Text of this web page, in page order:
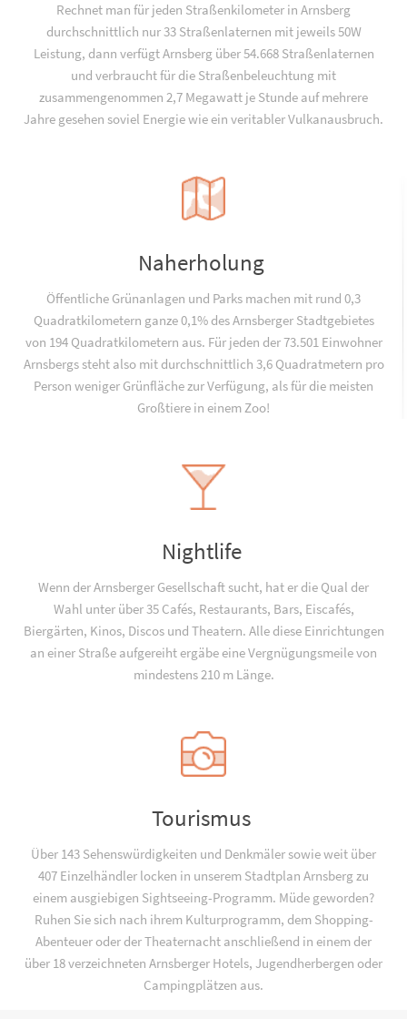
Rechnet man für jeden Straßenkilometer in Arnsberg
durchschnittlich nur 33 Straßenlaternen mit jeweils 50W
Leistung, dann verfügt Arnsberg über 54.668 Straßenlaternen
und verbraucht für die Straßenbeleuchtung mit
zusammengenommen 2,7 Megawatt je Stunde auf mehrere
Jahre gesehen soviel Energie wie ein veritabler Vulkanausbruch.
Naherholung
Öffentliche Grünanlagen und Parks machen mit rund 0,3
Quadratkilometern ganze 0,1% des Arnsberger Stadtgebietes
von 194 Quadratkilometern aus. Für jeden der 73.501 Einwohner
Arnsbergs steht also mit durchschnittlich 3,6 Quadratmetern pro
Person weniger Grünfläche zur Verfügung, als für die meisten
Großtiere in einem Zoo!
Nightlife
Wenn der Arnsberger Gesellschaft sucht, hat er die Qual der
Wahl unter über 35 Cafés, Restaurants, Bars, Eiscafés,
Biergärten, Kinos, Discos und Theatern. Alle diese Einrichtungen
an einer Straße aufgereiht ergäbe eine Vergnügungsmeile von
mindestens 210 m Länge.
Tourismus
Über 143 Sehenswürdigkeiten und Denkmäler sowie weit über
407 Einzelhändler locken in unserem Stadtplan Arnsberg zu
einem ausgiebigen Sightseeing-Programm. Müde geworden?
Ruhen Sie sich nach ihrem Kulturprogramm, dem Shopping-
Abenteuer oder der Theaternacht anschließend in einem der
über 18 verzeichneten Arnsberger Hotels, Jugend­­herbergen oder
Campingplätzen aus.